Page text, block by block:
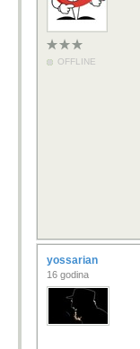
OFFLINE
yossarian
16 godina